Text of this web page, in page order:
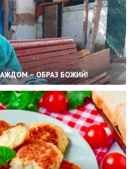
– ОБРАЗ БОЖИЙ!